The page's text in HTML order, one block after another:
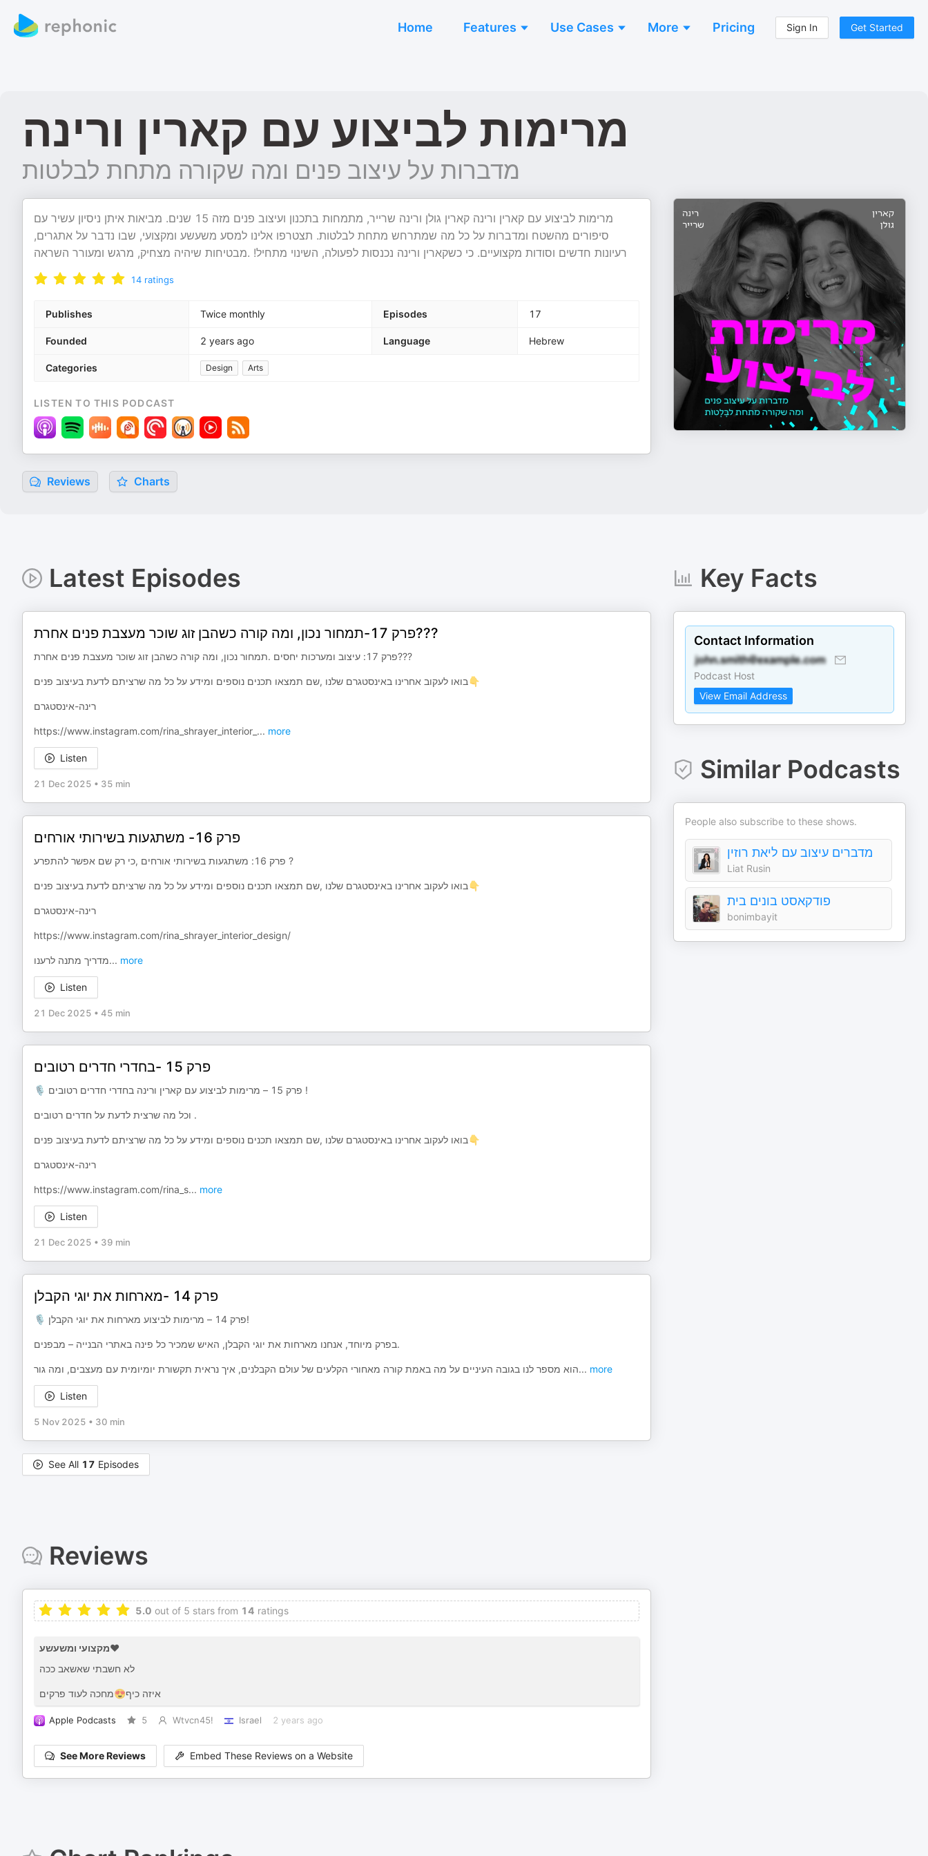
Home Features Use Cases More Pricing Sign In Get Started
מרימות לביצוע עם קארין ורינה
מדברות על עיצוב פנים ומה שקורה מתחת לבלטות
מרימות לביצוע עם קארין ורינה קארין גולן ורינה שרייר, מתמחות בתכנון ועיצוב פנים מזה 15 שנים. מביאות איתן ניסיון עשיר עם
סיפורים מהשטח ומדברות על כל מה שמתרחש מתחת לבלטות. תצטרפו אלינו למסע משעשע ומקצועי, שבו נדבר על אתגרים,
רעיונות חדשים וסודות מקצועיים. כי כשקארין ורינה נכנסות לפעולה, השינוי מתחיל! .מבטיחות שיהיה מצחיק, מרגש ומעורר השראה
14 ratings
Publishes Twice monthly Episodes 17
Founded 2 years ago Language Hebrew
Categories Design Arts
LISTEN TO THIS PODCAST
Reviews Charts
Latest Episodes
פרק 17-תמחור נכון, ומה קורה כשהבן זוג שוכר מעצבת פנים אחרת???
פרק 17: עיצוב ומערכות יחסים .תמחור נכון, ומה קורה כשהבן זוג שוכר מעצבת פנים אחרת???
בואו לעקוב אחרינו באינסטגרם שלנו ,שם תמצאו תכנים נוספים ומידע על כל מה שרציתם לדעת בעיצוב פנים👇
רינה-אינסטגרם
⁠⁠⁠⁠https://www.instagram.com/rina_shrayer_interior_ ... more
Listen
21 Dec 2025 • 35 min
פרק 16- משתגעות בשירותי אורחים
פרק 16: משתגעות בשירותי אורחים ,כי רק שם אפשר להתפרע ?
בואו לעקוב אחרינו באינסטגרם שלנו ,שם תמצאו תכנים נוספים ומידע על כל מה שרציתם לדעת בעיצוב פנים👇
רינה-אינסטגרם
⁠⁠⁠⁠https://www.instagram.com/rina_shrayer_interior_design/⁠⁠⁠⁠
מדריך מתנה לרענו... more
Listen
21 Dec 2025 • 45 min
פרק 15 -בחדרי חדרים רטובים
🎙️ פרק 15 – מרימות לביצוע עם קארין ורינה בחדרי חדרים רטובים !
וכל מה שרצית לדעת על חדרים רטובים .
בואו לעקוב אחרינו באינסטגרם שלנו ,שם תמצאו תכנים נוספים ומידע על כל מה שרציתם לדעת בעיצוב פנים👇
רינה-אינסטגרם
⁠⁠⁠⁠https://www.instagram.com/rina_s... more
Listen
21 Dec 2025 • 39 min
פרק 14 -מארחות את יוגי הקבלן
🎙️ פרק 14 – מרימות לביצוע מארחות את יוגי הקבלן!
בפרק מיוחד, אנחנו מארחות את יוגי הקבלן, האיש שמכיר כל פינה באתרי הבנייה – מבפנים.
הוא מספר לנו בגובה העיניים על מה באמת קורה מאחורי הקלעים של עולם הקבלנים, איך נראית תקשורת יומיומית עם מעצבים, ומה גור... more
Listen
5 Nov 2025 • 30 min
See All 17 Episodes
Key Facts
Contact Information
Podcast Host
View Email Address
Similar Podcasts
People also subscribe to these shows.
מדברים עיצוב עם ליאת רוזין
Liat Rusin
פודקאסט בונים בית
bonimbayit
Reviews
5.0 out of 5 stars from 14 ratings
מקצועי ומשעשע❤️
לא חשבתי שאשאב ככה
איזה כיף😍מחכה לעוד פרקים
Apple Podcasts 5 Wtvcn45! Israel 2 years ago
See More Reviews Embed These Reviews on a Website